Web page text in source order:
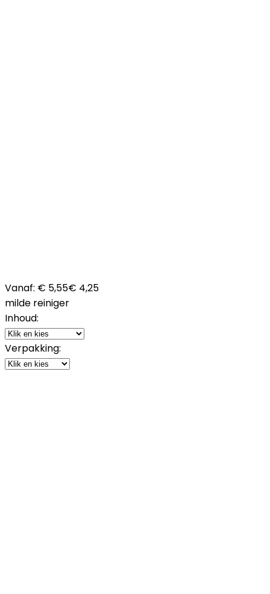
Vanaf: € 5,55€ 4,25
milde reiniger
Inhoud:
Verpakking: